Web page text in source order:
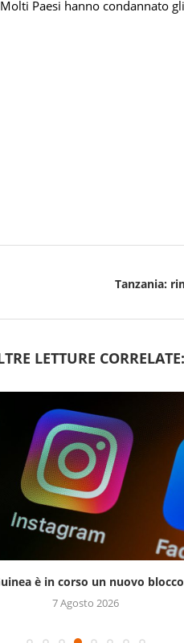
Paesi hanno condannato
Tanzania:
LETTURE CORRELATE:
Kinshasa in allerta per i
7 Agosto 2026